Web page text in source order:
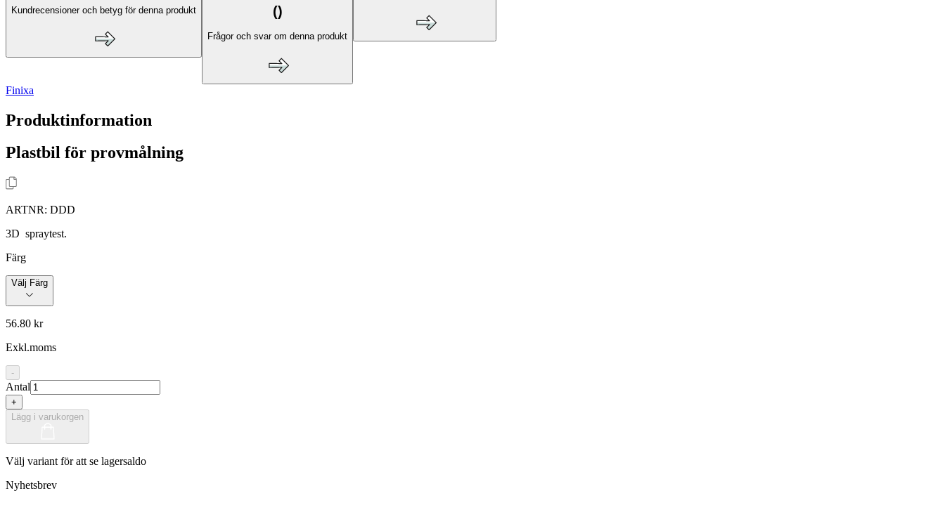
Kundrecensioner och betyg för denna produkt
()
Frågor och svar om denna produkt
Finixa
Produktinformation
Plastbil för provmålning
ARTNR: DDD
3D spraytest.
Färg
Välj Färg
56.80 kr
Exkl.moms
-
Antal
+
Lägg i varukorgen
Välj variant för att se lagersaldo
Nyhetsbrev